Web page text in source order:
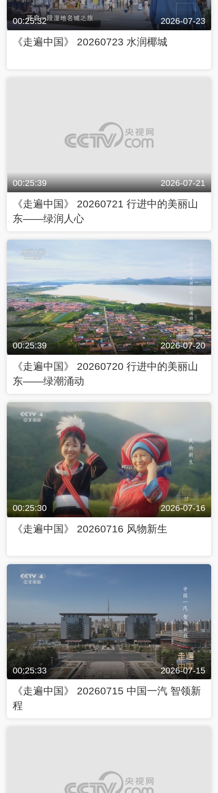
00:25:32 2026-07-23
《走遍中国》 20260723 水润椰城
00:25:39 2026-07-21
《走遍中国》 20260721 行进中的美丽山
东——绿润人心
00:25:39 2026-07-20
《走遍中国》 20260720 行进中的美丽山
东——绿潮涌动
00:25:30 2026-07-16
《走遍中国》 20260716 风物新生
00:25:33 2026-07-15
《走遍中国》 20260715 中国一汽 智领新
程